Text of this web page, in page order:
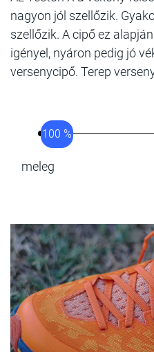
nagyon jól szellőzik.
szellőzik. A cipő ez
igényel, nyáron pedig jó
versenycipő. Terep
100 %
meleg